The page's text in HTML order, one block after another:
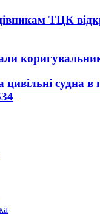
ТЦК
цивільні судна в